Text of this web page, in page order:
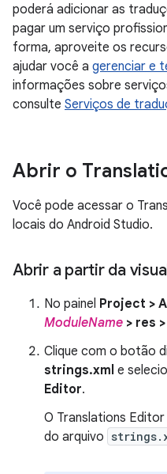
poderá adicionar as
pagar um serviço
forma, aproveite os
ajudar você a gerenciar e
informações sobre
consulte Serviços de
Abrir o
Você pode acessar o
locais do Android Studio.
Abrir a partir da
No painel Project >
ModuleName > res
Clique com o botão
strings.xml e
Editor.
O Translations
do arquivo